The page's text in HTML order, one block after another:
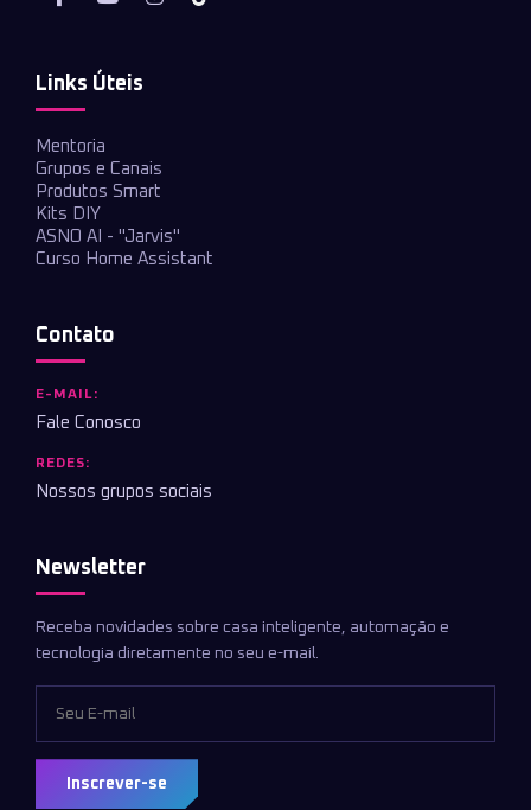
Links Úteis
Mentoria
Grupos e Canais
Produtos Smart
Kits DIY
ASNO AI - "Jarvis"
Curso Home Assistant
Contato
E-MAIL:
Fale Conosco
REDES:
Nossos grupos sociais
Newsletter
Receba novidades sobre casa inteligente, automação e
tecnologia diretamente no seu e-mail.
Inscrever-se